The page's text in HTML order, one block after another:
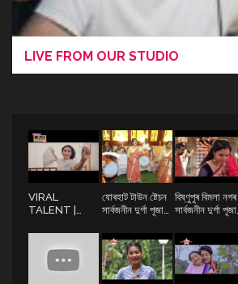
LIVE FROM OUR STUDIO
VIRAL
TALENT |
যোৰহাট টাউন ষ্টেচন
সাৰ্বজনীন দুৰ্গা পূজা
"দুৰ্গা পূজাত ঢাকৰ
ধ্বনি"
বিষ্ণুপুৰ বিমলা নগৰ
সাৰ্বজনীন দুৰ্গা পূজা
আমবাৰীৰ পৰা "দুৰ্গা
পূজাত ঢাকৰ ধ্বনি"